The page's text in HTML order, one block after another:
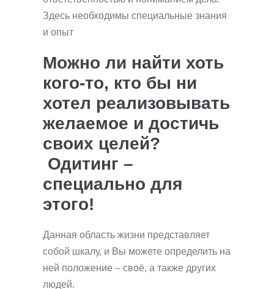
Здесь необходимы специальные знания
и опыт
Можно ли найти хоть
кого-то, кто бы ни
хотел реализовывать
желаемое и достичь
своих целей?
Одитинг –
специально для
этого!
Данная область жизни представляет
собой шкалу, и Вы можете определить на
ней положение – своё, а также других
людей.